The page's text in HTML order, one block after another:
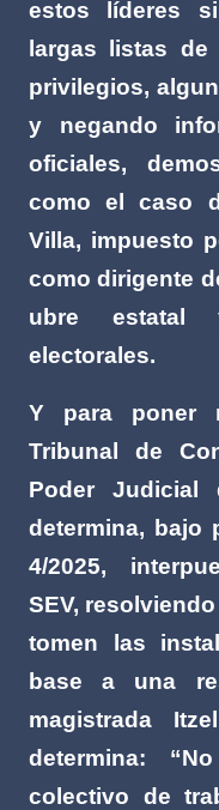
estos líderes
largas listas
privilegios,
y negando
oficiales,
como el caso
Villa, impuesto
como dirigente
ubre estatal
electorales.
Y para poner
Tribunal de
Poder Judicial
determina, bajo
4/2025,
SEV, resolviendo
tomen las
base a una
magistrada
determina:
colectivo de